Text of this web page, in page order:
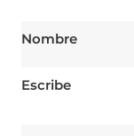
Nombre
Escribe